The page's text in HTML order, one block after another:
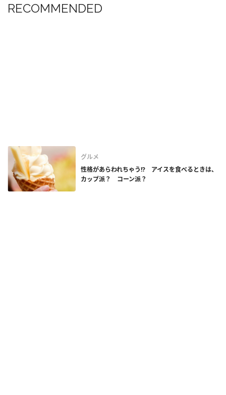
RECOMMENDED
グルメ
性格があらわれちゃう!? アイスを食べるときは、
カップ派？ コーン派？